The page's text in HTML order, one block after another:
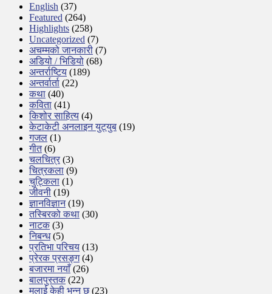
English (37)
Featured (264)
Highlights (258)
Uncategorized (7)
अचम्मको जानकारी (7)
अडियो / भिडियो (68)
अन्तर्राष्टिय (189)
अन्तर्वार्ता (22)
कथा (40)
कविता (41)
किशोर साहित्य (4)
केटाकेटी अनलाइन युट्युब (19)
गजल (1)
गीत(6)
चलचित्र (3)
चित्रकला (9)
चुट्किला (1)
जीवनी (19)
ज्ञानविज्ञान(19)
तस्बिरको कथा (30)
नाटक(3)
निबन्ध(5)
प्रतिभा परिचय (13)
प्रेरक प्रसङ्ग(4)
बजारमा नयाँ(26)
बालपुस्तक(22)
मलाई केही भन्नु छ(23)